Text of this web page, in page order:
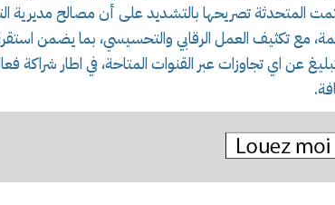
المتحدثة تصريحها بالتشديد على أن مصالح مديرية
مع تكثيف العمل الرقابي والتحسيسي، بما يضمن
عن اي تجاوزات عبر القنوات المتاحة، في اطار